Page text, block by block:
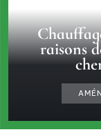
raisons